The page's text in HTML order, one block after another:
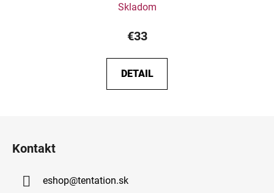
Skladom
€33
DETAIL
Kontakt
eshop@tentation.sk